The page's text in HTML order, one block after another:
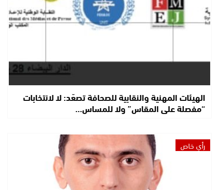
الهيئات المهنية والنقابية للصحافة تصعّد: لا لانتخابات
“مفصلة على المقاس” ولا للمساس…
رأي خاص